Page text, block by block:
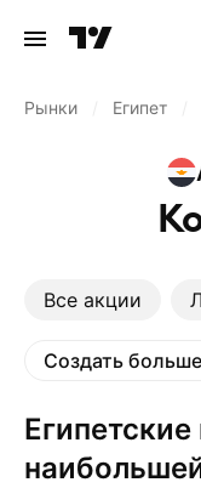
Рынки Египет
Все акции
Создать
Египетские компании с